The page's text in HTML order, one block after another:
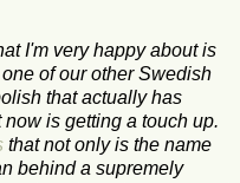
I'm very happy about is
of our other Swedish
that actually has
is getting a touch up.
that not only is the name
behind a supremely